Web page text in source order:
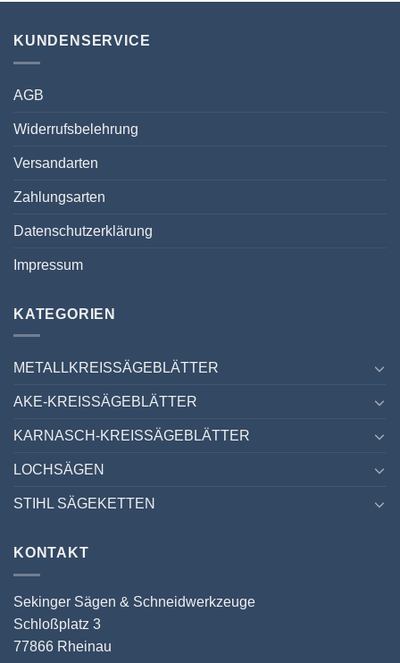
KUNDENSERVICE
AGB
Widerrufsbelehrung
Versandarten
Zahlungsarten
Datenschutzerklärung
Impressum
KATEGORIEN
METALLKREISSÄGEBLÄTTER
AKE-KREISSÄGEBLÄTTER
KARNASCH-KREISSÄGEBLÄTTER
LOCHSÄGEN
STIHL SÄGEKETTEN
KONTAKT
Sekinger Sägen & Schneidwerkzeuge
Schloßplatz 3
77866 Rheinau